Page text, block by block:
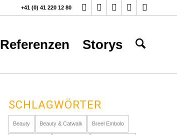
+41 (0) 41 220 12 80
Referenzen Storys
SCHLAGWÖRTER
Beauty Beauty & Catwalk Breel Embolo